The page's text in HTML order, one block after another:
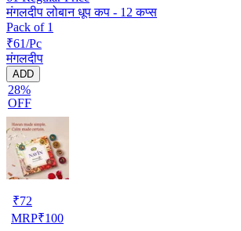
मंगलदीप लोबान धूप कप - 12 कप्स
Pack of 1
₹61/Pc
मंगलदीप
ADD
28%
OFF
₹72
MRP₹100